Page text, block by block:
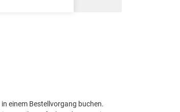
einem Bestellvorgang buchen.